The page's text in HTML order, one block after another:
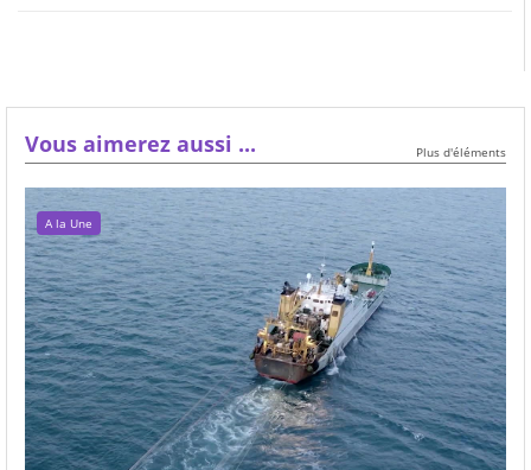
Vous aimerez aussi ... Plus d'éléments
A la Une